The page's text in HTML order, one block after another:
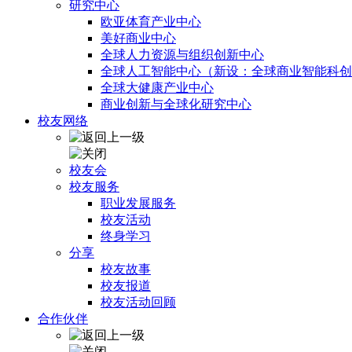
研究中心
欧亚体育产业中心
美好商业中心
全球人力资源与组织创新中心
全球人工智能中心（新设：全球商业智能科创
全球大健康产业中心
商业创新与全球化研究中心
校友网络
校友会
校友服务
职业发展服务
校友活动
终身学习
分享
校友故事
校友报道
校友活动回顾
合作伙伴